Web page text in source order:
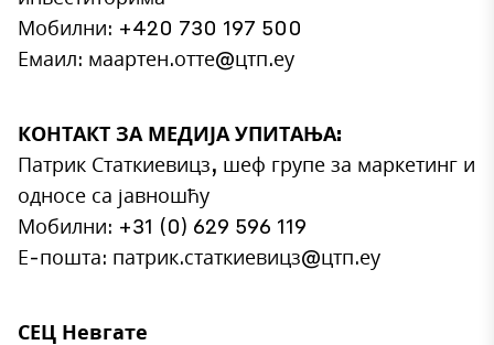
Мобилни: +420 730 197 500
Емаил: маартен.отте@цтп.еу
КОНТАКТ ЗА МЕДИЈА УПИТАЊА:
Патрик Статкиевицз, шеф групе за маркетинг и
односе са јавношћу
Мобилни: +31 (0) 629 596 119
Е-пошта: патрик.статкиевицз@цтп.еу
СЕЦ Невгате